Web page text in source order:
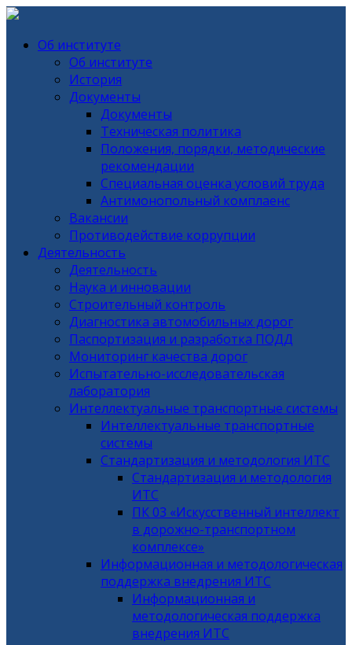
Об институте
Об институте
История
Документы
Документы
Техническая политика
Положения, порядки, методические
рекомендации
Специальная оценка условий труда
Антимонопольный комплаенс
Вакансии
Противодействие коррупции
Деятельность
Деятельность
Наука и инновации
Строительный контроль
Диагностика автомобильных дорог
Паспортизация и разработка ПОДД
Мониторинг качества дорог
Испытательно-исследовательская
лаборатория
Интеллектуальные транспортные системы
Интеллектуальные транспортные
системы
Стандартизация и методология ИТС
Стандартизация и методология
ИТС
ПК 03 «Искусственный интеллект
в дорожно-транспортном
комплексе»
Информационная и методологическая
поддержка внедрения ИТС
Информационная и
методологическая поддержка
внедрения ИТС